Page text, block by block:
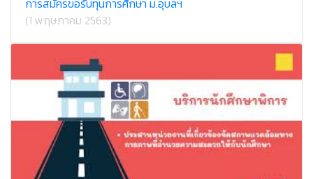
การสมัครขอรับทุนการศึกษา ม.อุบลฯ
(1 พฤษภาคม 2563)